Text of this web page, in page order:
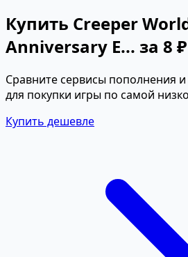
Купить Creeper
Anniversary E... за 8 ₽
Сравните сервисы пополнения
для покупки игры по самой
Купить дешевле